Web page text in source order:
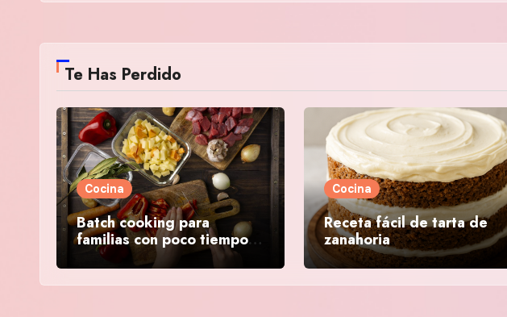
Te Has Perdido
Cocina
Batch cooking para
familias con poco tiempo:
guía completa paso a paso
Cocina
Receta fácil de tarta de
zanahoria